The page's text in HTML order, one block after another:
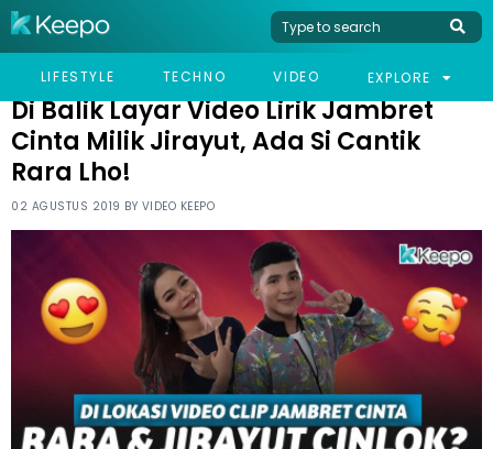
LIFESTYLE TECHNO VIDEO EXPLORE
HOME CELEB
DI BALIK LAYAR VIDEO LIRIK JAMBRET CINTA MILIK JIRAYUT, ADA SI
Di Balik Layar Video Lirik Jambret
Cinta Milik Jirayut, Ada Si Cantik
Rara Lho!
02 AGUSTUS 2019 BY VIDEO KEEPO